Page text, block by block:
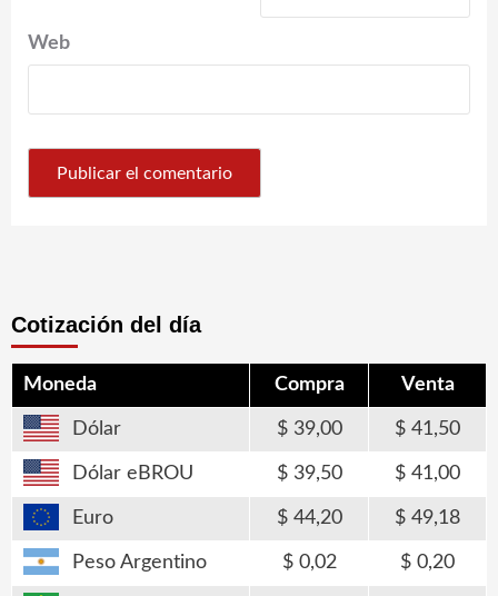
Web
Cotización del día
Moneda Compra Venta
Dólar 39,00 41,50
Dólar eBROU 39,50 41,00
Euro 44,20 49,18
Peso Argentino 0,02 0,20